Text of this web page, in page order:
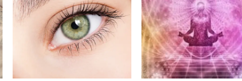
plusieurs
variations.
Les
peuvent
être